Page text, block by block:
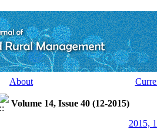
About
Volume 14, Issue 40 (12-2015)
2015,